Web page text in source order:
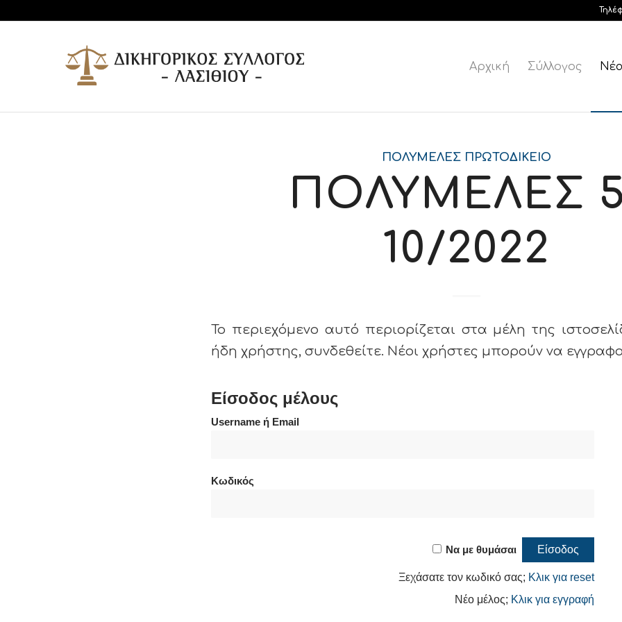
Αρχική Σύλλογος
ΠΟΛΥΜΕΛΈΣ ΠΡΩΤΟΔΙΚΕΊΟ
ΠΟΛΥΜΕΛΕΣ
10/2022
Το περιεχόμενο αυτό περιορίζεται στα μέλη της
ήδη χρήστης, συνδεθείτε. Νέοι χρήστες μπορούν να
Είσοδος μέλους
Username ή Email
Κωδικός
Να με θυμάσαι
Ξεχάσατε τον κωδικό σας; Κλικ για reset
Νέο μέλος; Κλικ για εγγραφή